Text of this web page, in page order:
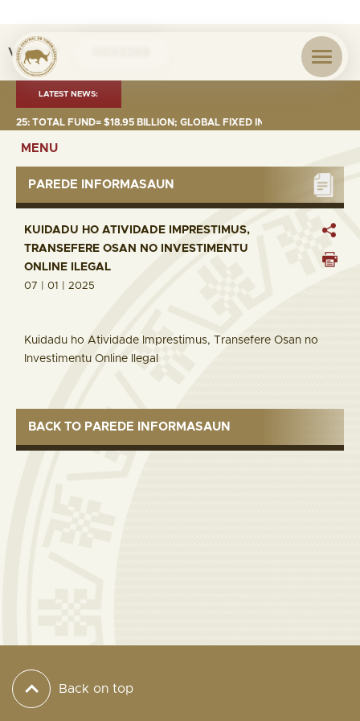
Visita nº
LATEST NEWS:
TOTAL FUND= $18.95 BILLION; GLOBAL FIXED INCOME= $12.74
MENU
PAREDE INFORMASAUN
KUIDADU HO ATIVIDADE IMPRESTIMUS,
TRANSEFERE OSAN NO INVESTIMENTU
ONLINE ILEGAL
07 | 01 | 2025
Kuidadu ho Atividade Imprestimus, Transefere Osan no
Investimentu Online Ilegal
BACK TO PAREDE INFORMASAUN
Back on top